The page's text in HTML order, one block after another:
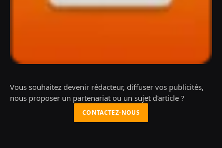
Vous souhaitez devenir rédacteur, diffuser vos publicités,
nous proposer un partenariat ou un sujet d'article ?
CONTACTEZ-NOUS